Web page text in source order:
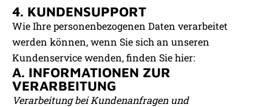
4. KUNDENSUPPORT
Wie Ihre personenbezogenen Daten verarbeitet
werden können, wenn Sie sich an unseren
Kundenservice wenden, finden Sie hier:
A. INFORMATIONEN ZUR
VERARBEITUNG
Verarbeitung bei Kundenanfragen und